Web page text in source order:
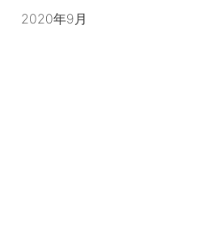
2020年9月